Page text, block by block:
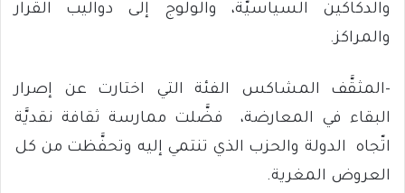
والدكاكين السياسيَّة، والولوج إلى دواليب القرار
والمراكز.
-المثقَّف المشاكس الفئة التي اختارت عن إصرار
البقاء في المعارضة، فضَّلت ممارسة ثقافة نقديَّة
اتّجاه الدولة والحزب الذي تنتمي إليه وتحفَّظت من كل
العروض المغرية.